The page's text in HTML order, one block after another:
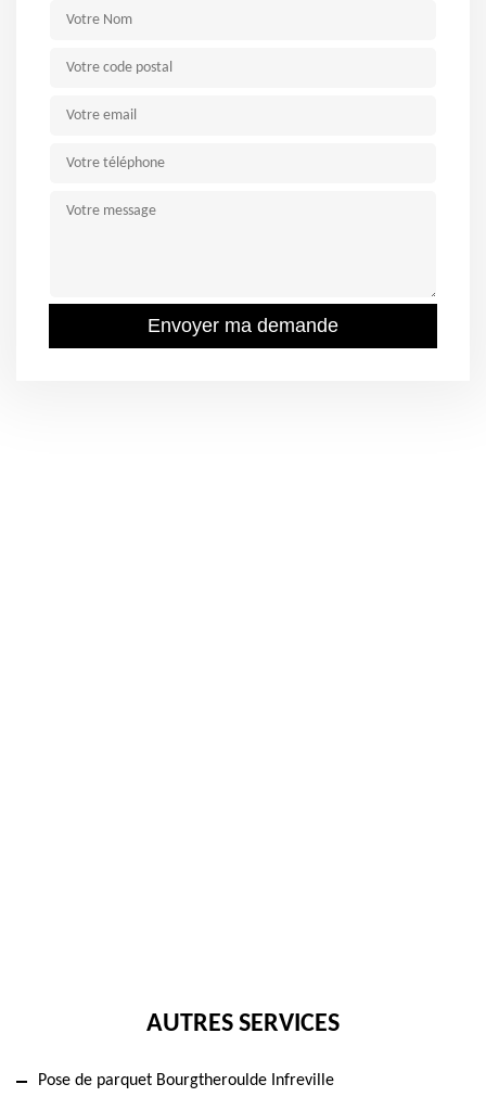
AUTRES SERVICES
Pose de parquet Bourgtheroulde Infreville